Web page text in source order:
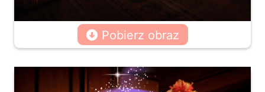
Pobierz obraz